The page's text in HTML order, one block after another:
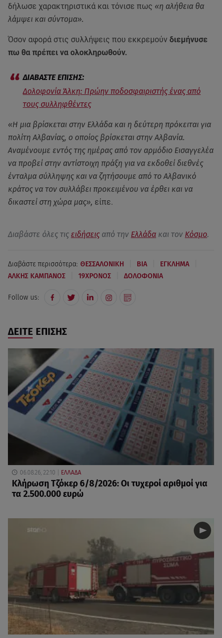
δήλωσε χαρακτηριστικά και τόνισε πως «η αλήθεια θα
λάμψει και σύντομα».
Όσον αφορά στις συλλήψεις που εκκρεμούν διεμήνυσε
πω θα πρέπει να ολοκληρωθούν.
Δολοφονία Άλκη: Πρώην ποδοσφαιριστής ένας από
τους συλληφθέντες
«Η μια βρίσκεται στην Ελλάδα και η δεύτερη πρόκειται για
πολίτη Αλβανίας, ο οποίος βρίσκεται στην Αλβανία.
Αναμένουμε εντός της ημέρας από τον αρμόδιο Εισαγγελέα
να προβεί στην αντίστοιχη πράξη για να εκδοθεί διεθνές
ένταλμα σύλληψης και να ζητήσουμε από το Αλβανικό
κράτος να τον συλλάβει προκειμένου να έρθει και να
δικαστεί στη χώρα μας», είπε.
Διαβάστε όλες τις ειδήσεις από την Ελλάδα και τον Κόσμο.
Διαβάστε περισσότερα: ΘΕΣΣΑΛΟΝΙΚΗ ΒΙΑ ΕΓΚΛΗΜΑ
ΑΛΚΗΣ ΚΑΜΠΑΝΟΣ 19ΧΡΟΝΟΣ ΔΟΛΟΦΟΝΙΑ
Follow us:
ΔΕΙΤΕ ΕΠΙΣΗΣ
06.08.26, 22:10 ΕΛΛΑΔΑ
Κλήρωση Τζόκερ 6/8/2026: Οι τυχεροί αριθμοί για
τα 2.500.000 ευρώ